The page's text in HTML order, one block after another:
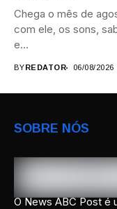
Chega o mês de
com ele, os sons,
e...
BYREDATOR 06/08/2026
SOBRE NÓS
O News ABC Post é